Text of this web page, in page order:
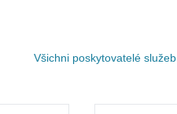
Všichni poskytovatelé služeb